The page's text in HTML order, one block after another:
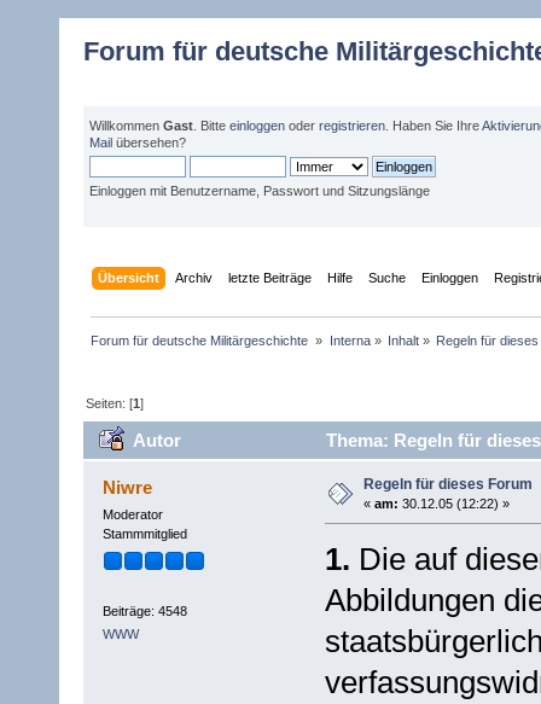
Forum für deutsche
Willkommen Gast . Bitte einloggen oder registrieren . Haben Sie Ihre
Mail übersehen?
Einloggen mit Benutzername, Passwort und Sitzungslänge
Übersicht Archiv letzte Beiträge Hilfe Suche Einloggen
Forum für deutsche Militärgeschichte » Interna» Inhalt» Regeln für
Seiten: [1]
Autor Thema: Regeln für
Niwre
Moderator
Stammmitglied
Beiträge: 4548
WWW
Regeln für dieses Forum
« am: 30.12.05 (12:22) »
1. Die auf
Abbildungen